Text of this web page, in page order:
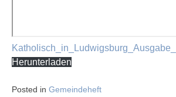
Herunterladen
Posted in Gemeindeheft